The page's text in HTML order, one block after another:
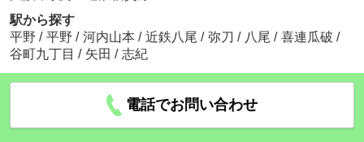
駅から探す
平野 / 平野 / 河内山本 / 近鉄八尾 / 弥刀 / 八尾 / 喜連瓜破 /
谷町九丁目 / 矢田 / 志紀
電話でお問い合わせ